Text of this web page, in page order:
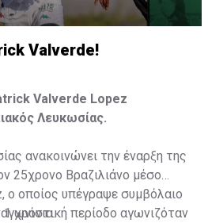
Valverde!
Valverde Lopez
Λευκωσίας.
ανακοινώνει την έναρξη της
25χρονο Βραζιλιάνο μέσο
ο οποίος υπέγραψε συμβόλαιο
χρόνια.
περίοδο αγωνιζόταν